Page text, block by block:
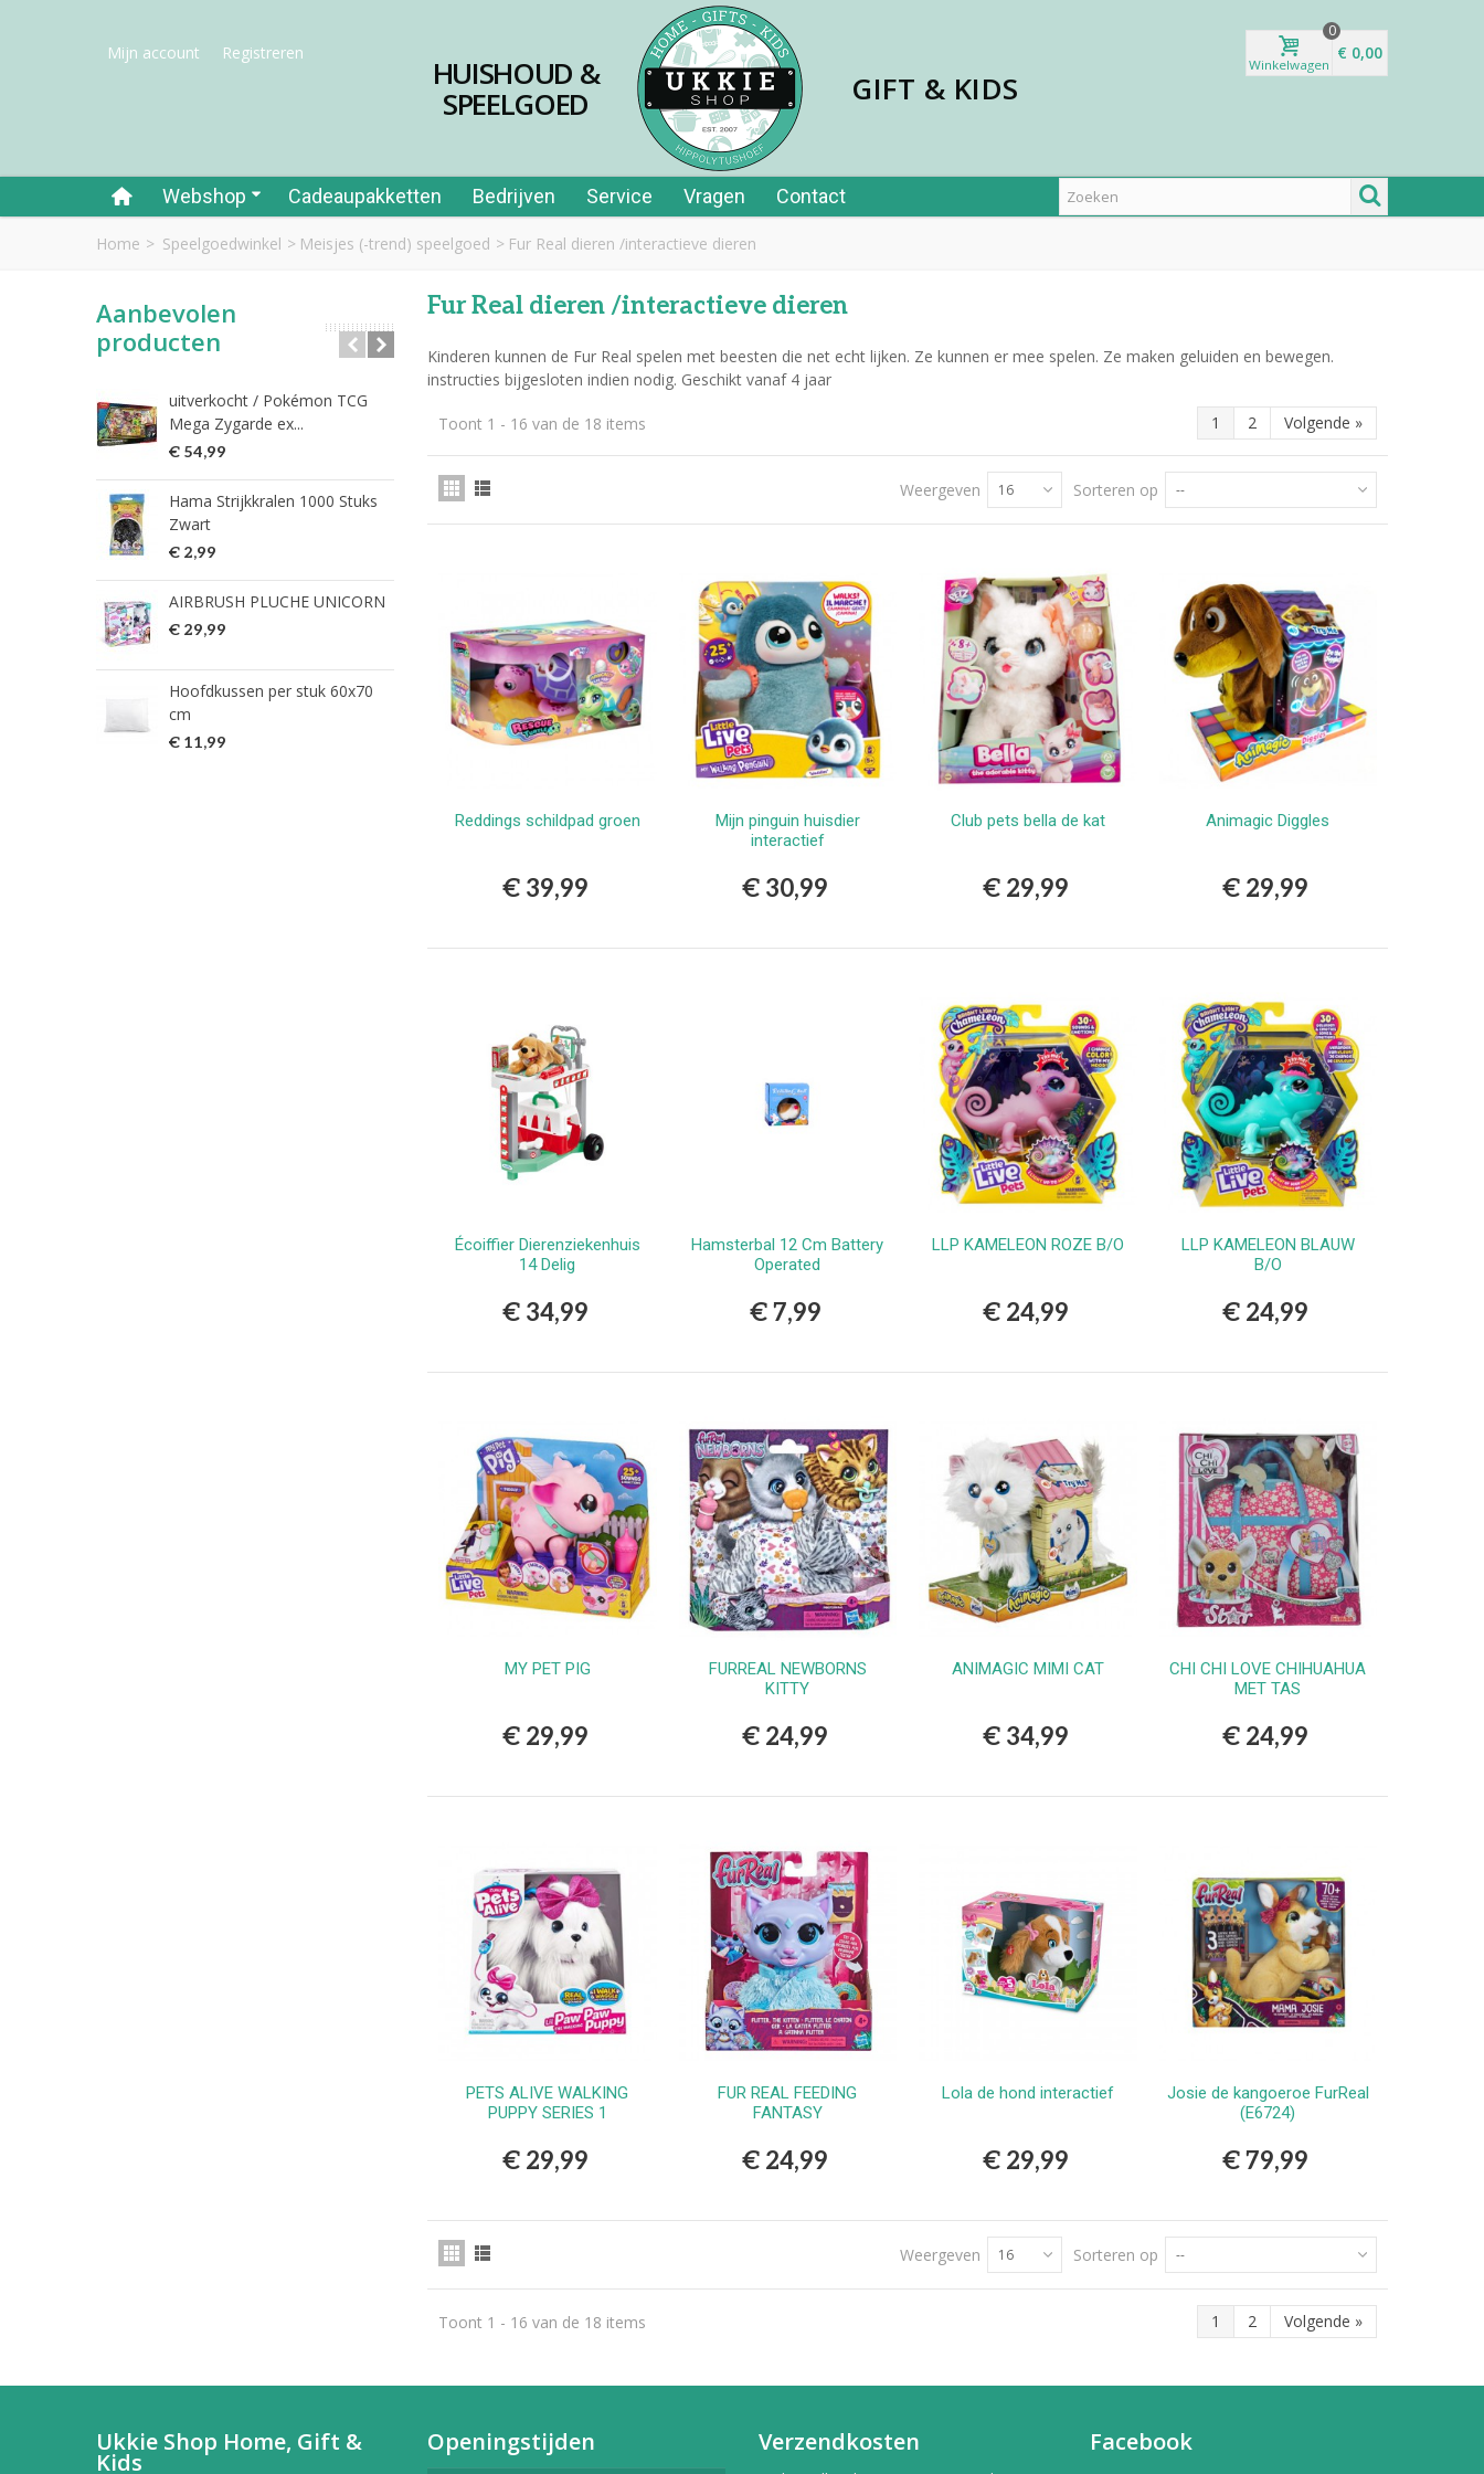
Mijn account Registreren
HUISHOUD &
SPEELGOED GIFT & KIDS
Winkelwagen
0
€ 0,00
Webshop Cadeaupakketten Bedrijven Service Vragen Contact
Home > Speelgoedwinkel > Meisjes (-trend) speelgoed > Fur Real dieren /interactieve dieren
Aanbevolen
producten
uitverkocht / Pokémon TCG
Mega Zygarde ex...
€ 54,99
Hama Strijkkralen 1000 Stuks
Zwart
€ 2,99
AIRBRUSH PLUCHE UNICORN
€ 29,99
Hoofdkussen per stuk 60x70
cm
€ 11,99
€ 1,99
fisher price leerplezier piano
€ 9,99
HG Vlekkenspray / voor vlek
verwijdering en...
€ 7,99
Fur Real dieren /interactieve dieren
Kinderen kunnen de Fur Real spelen met beesten die net echt lijken. Ze kunnen er mee spelen. Ze maken geluiden en bewegen.
instructies bijgesloten indien nodig. Geschikt vanaf 4 jaar
1 2 Volgende »
Toont 1 - 16 van de 18 items
Sorteren op --
Weergeven 16
Bestellen
Reddings schildpad groen
€ 39,99
Bestellen
Mijn pinguin huisdier
interactief
€ 30,99
Bestellen
Club pets bella de kat
€ 29,99
Bestellen
Animagic Diggles
€ 29,99
Bestellen
Écoiffier Dierenziekenhuis
14 Delig
€ 34,99
Bestellen
Hamsterbal 12 Cm Battery
Operated
€ 7,99
Bestellen
LLP KAMELEON ROZE B/O
€ 24,99
Bestellen
LLP KAMELEON BLAUW
B/O
€ 24,99
Bestellen
MY PET PIG
€ 29,99
Bestellen
FURREAL NEWBORNS
KITTY
€ 24,99
Bestellen
ANIMAGIC MIMI CAT
€ 34,99
Bestellen
CHI CHI LOVE CHIHUAHUA
MET TAS
€ 24,99
Bestellen
PETS ALIVE WALKING
PUPPY SERIES 1
€ 29,99
Bestellen
FUR REAL FEEDING
FANTASY
€ 24,99
Bestellen
Lola de hond interactief
€ 29,99
Bestellen
Josie de kangoeroe FurReal
(E6724)
€ 79,99
Sorteren op --
Weergeven 16
1 2 Volgende »
Toont 1 - 16 van de 18 items
Ukkie Shop Home, Gift &
Kids
Openingstijden Verzendkosten Facebook